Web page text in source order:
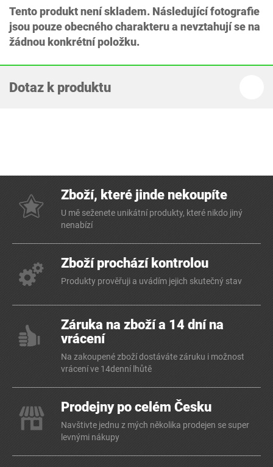
Tento produkt není skladem. Následující fotografie
jsou pouze obecného charakteru a nevztahují se na
žádnou konkrétní položku.
Dotaz k produktu
Zboží, které jinde nekoupíte
U mě seženete unikátní produkty, které nikdo jiný
nenabízí
Zboží prochází kontrolou
Produkty prověřuji a uvádím jejich skutečný stav
Záruka na zboží a 14 dní na
vrácení
Na zakoupené zboží dostáváte záruku i možnost
vrácení ve 14denní lhůtě
Prodejny po celém Česku
Navštivte jednu z mých několika prodejen se super
levnými nákupy